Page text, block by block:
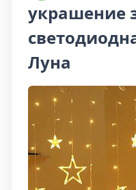
украшение
Луна